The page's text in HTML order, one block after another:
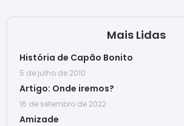
Mais Lidas
História de Capão Bonito
5 de julho de 2010
Artigo: Onde iremos?
16 de setembro de 2022
Amizade